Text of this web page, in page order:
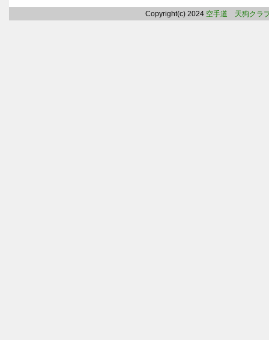
Copyright(c) 2024 空手道 天狗クラ